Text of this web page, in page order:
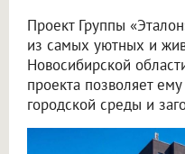
Проект Группы
из самых уютных и
Новосибирской
проекта позволяет
городской среды и